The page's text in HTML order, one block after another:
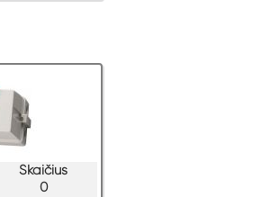
Skaičius
0